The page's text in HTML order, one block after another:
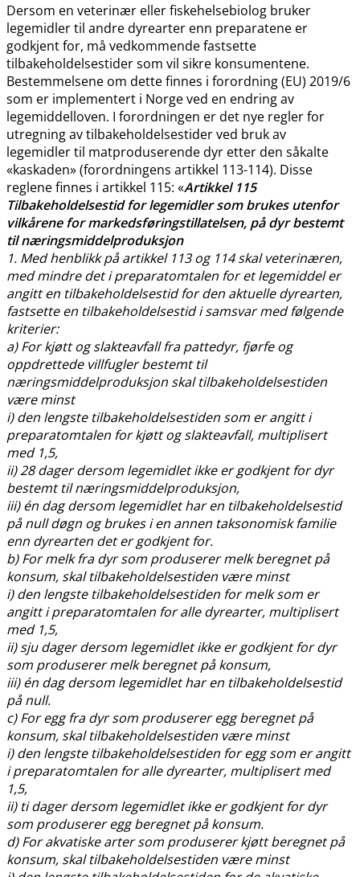
Dersom en veterinær eller fiskehelsebiolog bruker
legemidler til andre dyrearter enn preparatene er
godkjent for, må vedkommende fastsette
tilbakeholdelsestider som vil sikre konsumentene.
Bestemmelsene om dette finnes i forordning (EU) 2019/6
som er implementert i Norge ved en endring av
legemiddelloven. I forordningen er det nye regler for
utregning av tilbakeholdelsestider ved bruk av
legemidler til matproduserende dyr etter den såkalte
«kaskaden» (forordningens artikkel 113-114). Disse
reglene finnes i artikkel 115: «Artikkel 115
Tilbakeholdelsestid for legemidler som brukes utenfor
vilkårene for markedsføringstillatelsen, på dyr bestemt
til næringsmiddelproduksjon
1. Med henblikk på artikkel 113 og 114 skal veterinæren,
med mindre det i preparatomtalen for et legemiddel er
angitt en tilbakeholdelsestid for den aktuelle dyrearten,
fastsette en tilbakeholdelsestid i samsvar med følgende
kriterier:
a) For kjøtt og slakteavfall fra pattedyr, fjørfe og
oppdrettede villfugler bestemt til
næringsmiddelproduksjon skal tilbakeholdelsestiden
være minst
i) den lengste tilbakeholdelsestiden som er angitt i
preparatomtalen for kjøtt og slakteavfall, multiplisert
med 1,5,
ii) 28 dager dersom legemidlet ikke er godkjent for dyr
bestemt til næringsmiddelproduksjon,
iii) én dag dersom legemidlet har en tilbakeholdelsestid
på null døgn og brukes i en annen taksonomisk familie
enn dyrearten det er godkjent for.
b) For melk fra dyr som produserer melk beregnet på
konsum, skal tilbakeholdelsestiden være minst
i) den lengste tilbakeholdelsestiden for melk som er
angitt i preparatomtalen for alle dyrearter, multiplisert
med 1,5,
ii) sju dager dersom legemidlet ikke er godkjent for dyr
som produserer melk beregnet på konsum,
iii) én dag dersom legemidlet har en tilbakeholdelsestid
på null.
c) For egg fra dyr som produserer egg beregnet på
konsum, skal tilbakeholdelsestiden være minst
i) den lengste tilbakeholdelsestiden for egg som er angitt
i preparatomtalen for alle dyrearter, multiplisert med
1,5,
ii) ti dager dersom legemidlet ikke er godkjent for dyr
som produserer egg beregnet på konsum.
d) For akvatiske arter som produserer kjøtt beregnet på
konsum, skal tilbakeholdelsestiden være minst